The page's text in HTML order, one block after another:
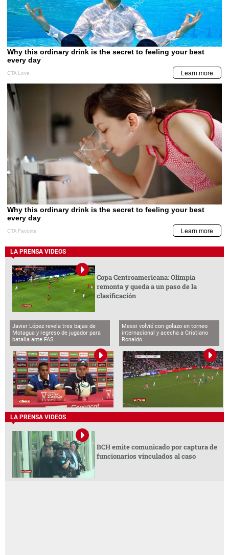
LA PRENSA VIDEOS
Copa Centroamericana: Olimpia
remonta y queda a un paso de la
clasificación
Javier López revela tres bajas de
Motagua y regreso de jugador para
batalla ante FAS
Messi volvió con golazo en torneo
internacional y acecha a Cristiano
Ronaldo
LA PRENSA VIDEOS
BCH emite comunicado por captura de
funcionarios vinculados al caso